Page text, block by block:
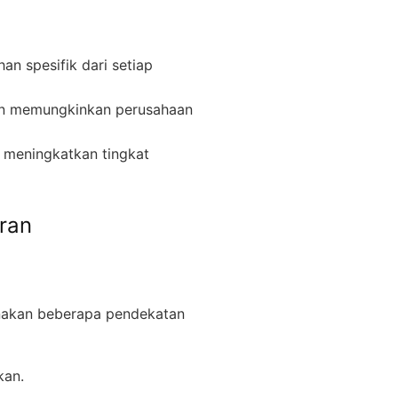
spesifik dari setiap
memungkinkan perusahaan
tingkat
beberapa pendekatan